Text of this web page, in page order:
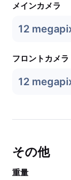
メインカメラ
12
フロントカメラ
12
その他
重量